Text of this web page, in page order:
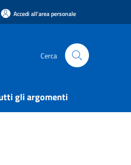
Accedi all'area personale
Cerca
gli argomenti